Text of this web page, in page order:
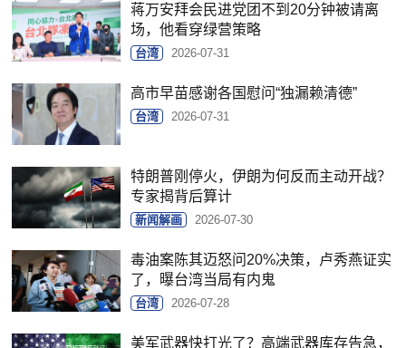
蒋万安拜会民进党团不到20分钟被请离
场，他看穿绿营策略
台湾 2026-07-31
高市早苗感谢各国慰问“独漏赖清德”
台湾 2026-07-31
特朗普刚停火，伊朗为何反而主动开战？
专家揭背后算计
新闻解画 2026-07-30
毒油案陈其迈怒问20%决策，卢秀燕证实
了，曝台湾当局有内鬼
台湾 2026-07-28
美军武器快打光了？高端武器库存告急，